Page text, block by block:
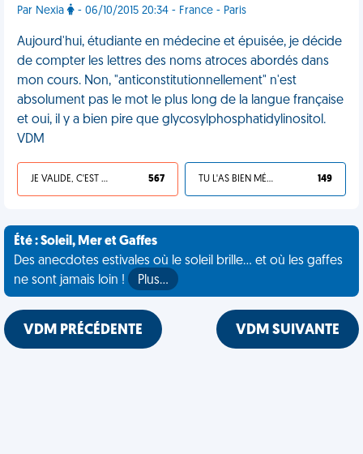
Par Nexia - 06/10/2015 20:34 - France - Paris
Aujourd'hui, étudiante en médecine et épuisée, je décide
de compter les lettres des noms atroces abordés dans
mon cours. Non, "anticonstitutionnellement" n'est
absolument pas le mot le plus long de la langue française
et oui, il y a bien pire que glycosylphosphatidylinositol.
VDM
JE VALIDE, C'EST UNE VDM 567 TU L'AS BIEN MÉRITÉ 149
Été : Soleil, Mer et Gaffes
Des anecdotes estivales où le soleil brille... et où les gaffes
ne sont jamais loin !
Plus…
VDM PRÉCÉDENTE VDM SUIVANTE